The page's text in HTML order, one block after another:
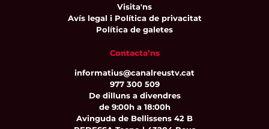
Visita'ns
Avís legal i Política de privacitat
Política de galetes
Contacta’ns
informatius@canalreustv.cat
977 300 509
De dilluns a divendres
de 9:00h a 18:00h
Avinguda de Bellissens 42 B